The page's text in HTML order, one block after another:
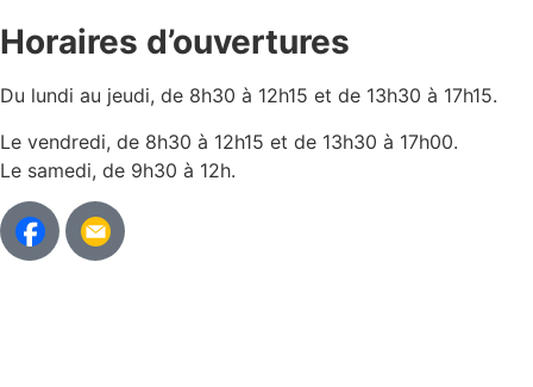
Horaires d’ouvertures
Du lundi au jeudi, de 8h30 à 12h15 et de 13h30 à 17h15.
Le vendredi, de 8h30 à 12h15 et de 13h30 à 17h00.
Le samedi, de 9h30 à 12h.